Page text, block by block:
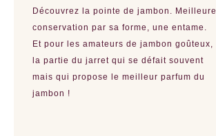
CHOISIES
SUR
LA
DU
Découvrez la pointe de jambon. Meilleure
conservation par sa forme, une entame.
Et pour les amateurs de jambon goûteux,
la partie du jarret qui se défait souvent
mais qui propose le meilleur parfum du
jambon !